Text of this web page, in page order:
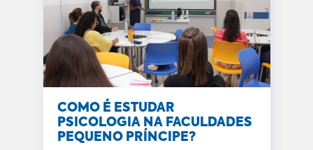
COMO É ESTUDAR
PSICOLOGIA NA FACULDADES
PEQUENO PRÍNCIPE?